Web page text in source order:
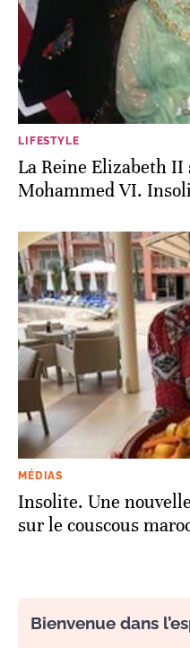
LIFESTYLE
La Reine Elizabeth
Mohammed VI.
MÉDIAS
Insolite. Une
sur le couscous
Bienvenue dans